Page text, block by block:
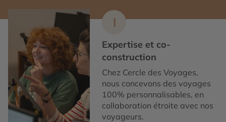
1
Expertise et co-
construction
Chez Cercle des Voyages,
nous concevons des voyages
100% personnalisables, en
collaboration étroite avec nos
voyageurs.